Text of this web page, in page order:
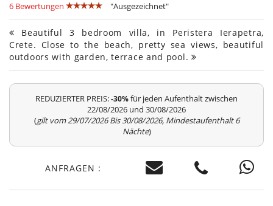
6 Bewertungen "Ausgezeichnet"
Beautiful 3 bedroom villa, in Peristera Ierapetra,
Crete. Close to the beach, pretty sea views, beautiful
outdoors with garden, terrace and pool.
REDUZIERTER PREIS:-30%für jeden Aufenthalt zwischen
22/08/2026 und 30/08/2026
(gilt vom 29/07/2026 Bis 30/08/2026, Mindestaufenthalt 6
Nächte)
ANFRAGEN :